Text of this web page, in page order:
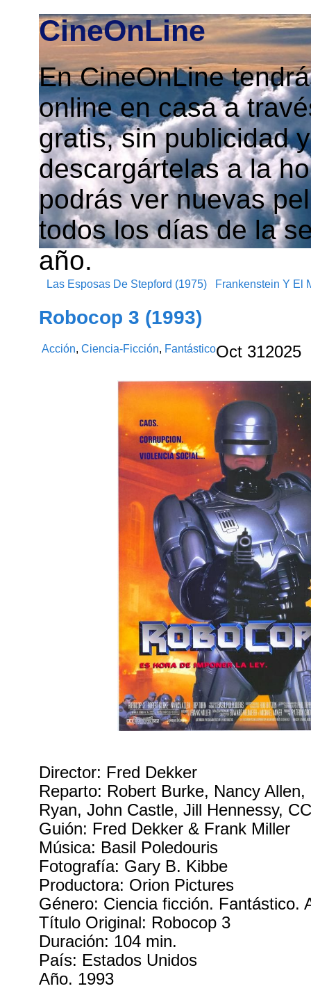
CineOnLine
En CineOnLine
online en casa a
gratis, sin publicidad
descargártelas a la
podrás ver nuevas
todos los días de la
año.
Las Esposas De Stepford (1975) Frankenstein Y El
Robocop 3 (1993)
Acción,Ciencia-Ficción, FantásticoOct 312025
Director: Fred Dekker
Reparto: Robert Burke, Nancy Allen,
Ryan, John Castle, Jill Hennessy,
Guión: Fred Dekker & Frank Miller
Música: Basil Poledouris
Fotografía: Gary B. Kibbe
Productora: Orion Pictures
Género: Ciencia ficción. Fantástico.
Título Original: Robocop 3
Duración: 104 min.
País: Estados Unidos
Año. 1993